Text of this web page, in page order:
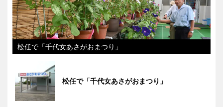
松任で「千代女あさがおまつり」
松任で「千代女あさがおまつり」